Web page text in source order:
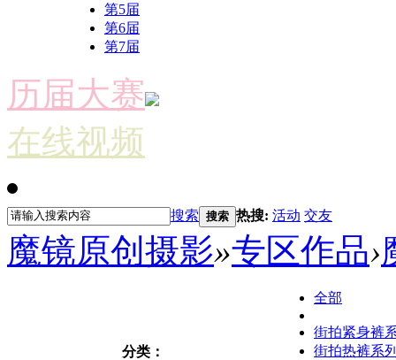
第5届
第6届
第7届
历届大赛
在线视频
搜索 搜索 热搜: 活动 交友
魔镜原创摄影»专区作品›
分类：
全部
街拍紧身裤
街拍热裤系